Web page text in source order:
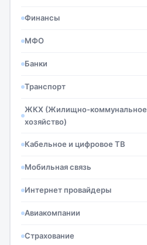
Финансы
МФО
Банки
Транспорт
ЖКХ (Жилищно-коммунальное
хозяйство)
Кабельное и цифровое ТВ
Мобильная связь
Интернет провайдеры
Авиакомпании
Страхование